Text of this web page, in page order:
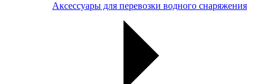
Аксессуары для перевозки водного снаряжения